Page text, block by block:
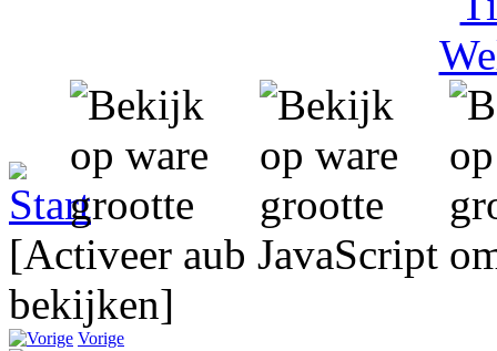
[Activeer aub JavaScript
bekijken]
Vorige